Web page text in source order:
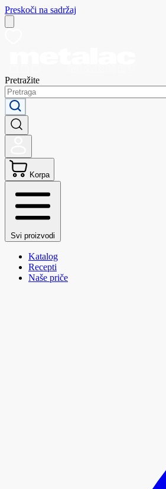
Preskoči na sadržaj
Pretražite
Korpa
Svi proizvodi
Katalog
Recepti
Naše priče